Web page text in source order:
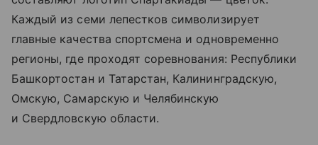
Каждый из семи лепестков символизирует
главные качества спортсмена и одновременно
регионы, где проходят соревнования: Республики
Башкортостан и Татарстан, Калининградскую,
Омскую, Самарскую и Челябинскую
и Свердловскую области.